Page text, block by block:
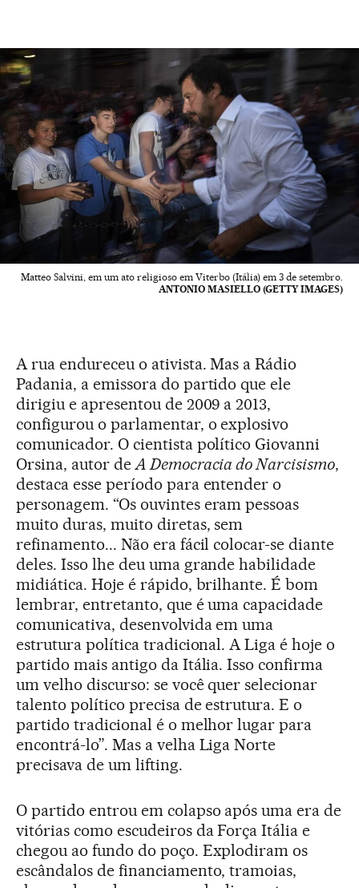
Matteo Salvini, em um ato religioso em Viterbo (Itália) em 3 de setembro.
ANTONIO MASIELLO (GETTY IMAGES)
A rua endureceu o ativista. Mas a Rádio
Padania, a emissora do partido que ele
dirigiu e apresentou de 2009 a 2013,
configurou o parlamentar, o explosivo
comunicador. O cientista político Giovanni
Orsina, autor deA Democracia do Narcisismo,
destaca esse período para entender o
personagem. “Os ouvintes eram pessoas
muito duras, muito diretas, sem
refinamento... Não era fácil colocar-se diante
deles. Isso lhe deu uma grande habilidade
midiática. Hoje é rápido, brilhante. É bom
lembrar, entretanto, que é uma capacidade
comunicativa, desenvolvida em uma
estrutura política tradicional. A Liga é hoje o
partido mais antigo da Itália. Isso confirma
um velho discurso: se você quer selecionar
talento político precisa de estrutura. E o
partido tradicional é o melhor lugar para
encontrá-lo”. Mas a velha Liga Norte
precisava de um lifting.
O partido entrou em colapso após uma era de
vitórias como escudeiros da Força Itália e
chegou ao fundo do poço. Explodiram os
escândalos de financiamento, tramoias,